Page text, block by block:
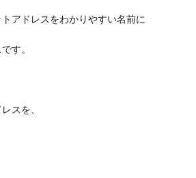
アドレスをわかりやすい名前に
す。
スを、